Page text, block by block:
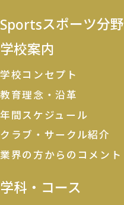
Sportsスポーツ分野
学校案内
学校コンセプト
教育理念・沿革
年間スケジュール
クラブ・サークル紹介
業界の方からのコメント
学科・コース